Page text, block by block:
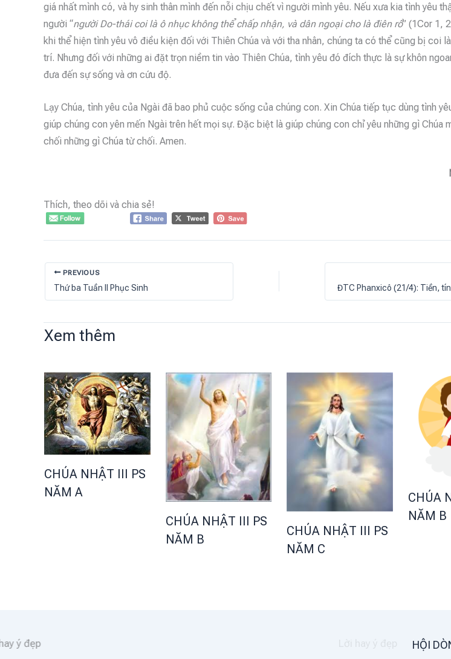
giá nhất mình có, và hy sinh thân mình đến nỗi chịu chết vì người mình yêu. Nếu xưa kia tình yêu
người “người Do-thái coi là ô nhục không thể chấp nhận, và dân ngoại cho là điên rồ” (1Cor 1,
khi thể hiện tình yêu vô điều kiện đối với Thiên Chúa và với tha nhân, chúng ta có thể cũng bị coi
trí. Nhưng đối với những ai đặt trọn niềm tin vào Thiên Chúa, tình yêu đó đích thực là sự khôn
đưa đến sự sống và ơn cứu độ.
Lạy Chúa, tình yêu của Ngài đã bao phủ cuộc sống của chúng con. Xin Chúa tiếp tục dùng tình
giúp chúng con yên mến Ngài trên hết mọi sự. Đặc biệt là giúp chúng con chỉ yêu những gì Chúa
chối những gì Chúa từ chối. Amen.
Thích, theo dõi và chia sẻ!
PREVIOUS
Thứ ba Tuần II Phục Sinh
Xem thêm
CHÚA NHẬT III PS
NĂM A
CHÚA NHẬT III PS
NĂM B
CHÚA NHẬT III PS
NĂM C
CHÚA
NĂM B
HỘI